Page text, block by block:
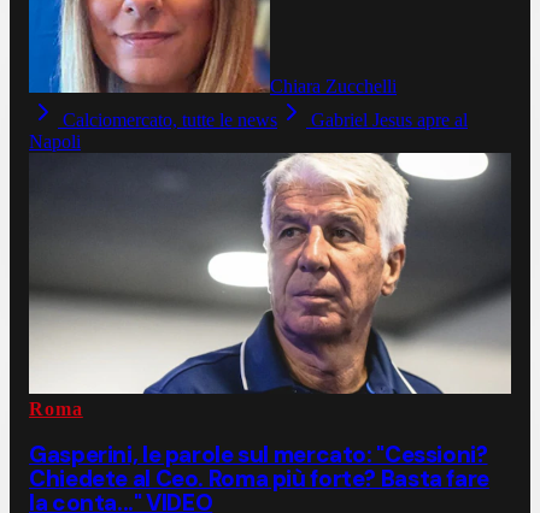
Chiara Zucchelli
Calciomercato, tutte le news
Gabriel Jesus apre al
Napoli
Roma
Gasperini, le parole sul mercato: "Cessioni?
Chiedete al Ceo. Roma più forte? Basta fare
la conta..." VIDEO